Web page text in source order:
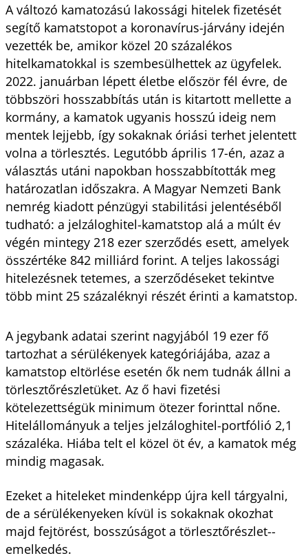
A változó kamatozású lakossági hitelek fizetését
segítő kamatstopot a koronavírus-járvány idején
vezették be, amikor közel 20 százalékos
hitelkamatokkal is szembesülhettek az ügyfelek.
2022. januárban lépett életbe először fél évre, de
többszöri hosszabbítás után is kitartott mellette a
kormány, a kamatok ugyanis hosszú ideig nem
mentek lejjebb, így sokaknak óriási terhet jelentett
volna a törlesztés. Legutóbb április 17-én, azaz a
választás utáni napokban hosszabbították meg
határozatlan időszakra. A Magyar Nemzeti Bank
nemrég kiadott pénzügyi stabilitási jelentéséből
tudható: a jelzáloghitel-kamatstop alá a múlt év
végén mintegy 218 ezer szerződés esett, amelyek
összértéke 842 milliárd forint. A teljes lakossági
hitelezésnek tetemes, a szerződéseket tekintve
több mint 25 százaléknyi részét érinti a kamatstop.
A jegybank adatai szerint nagyjából 19 ezer fő
tartozhat a sérülékenyek kategóriájába, azaz a
kamatstop eltörlése esetén ők nem tudnák állni a
törlesztőrészletüket. Az ő havi fizetési
kötelezettségük minimum ötezer forinttal nőne.
Hitelállományuk a teljes jelzáloghitel-portfólió 2,1
százaléka. Hiába telt el közel öt év, a kamatok még
mindig magasak.
Ezeket a hiteleket mindenképp újra kell tárgyalni,
de a sérülékenyeken kívül is sokaknak okozhat
majd fejtörést, bosszúságot a törlesztőrészlet-­
emelkedés.